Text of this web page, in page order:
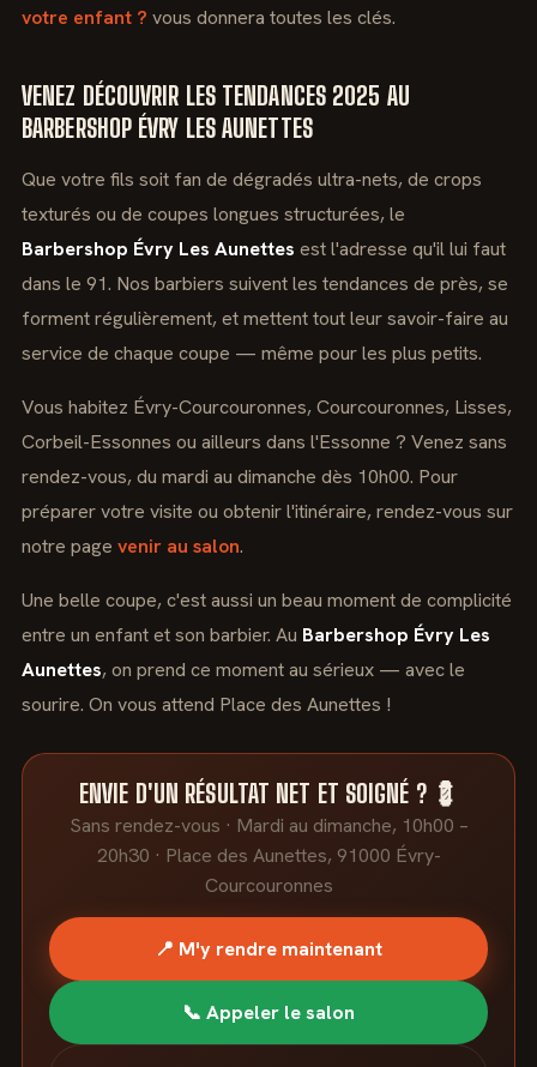
votre enfant ? vous donnera toutes les clés.
VENEZ DÉCOUVRIR LES TENDANCES 2025 AU
BARBERSHOP ÉVRY LES AUNETTES
Que votre fils soit fan de dégradés ultra-nets, de crops
texturés ou de coupes longues structurées, le
Barbershop Évry Les Aunettes est l'adresse qu'il lui faut
dans le 91. Nos barbiers suivent les tendances de près, se
forment régulièrement, et mettent tout leur savoir-faire au
service de chaque coupe — même pour les plus petits.
Vous habitez Évry-Courcouronnes, Courcouronnes, Lisses,
Corbeil-Essonnes ou ailleurs dans l'Essonne ? Venez sans
rendez-vous, du mardi au dimanche dès 10h00. Pour
préparer votre visite ou obtenir l'itinéraire, rendez-vous sur
notre page venir au salon.
Une belle coupe, c'est aussi un beau moment de complicité
entre un enfant et son barbier. Au Barbershop Évry Les
Aunettes, on prend ce moment au sérieux — avec le
sourire. On vous attend Place des Aunettes !
ENVIE D'UN RÉSULTAT NET ET SOIGNÉ ? 💈
Sans rendez-vous · Mardi au dimanche, 10h00 –
20h30 · Place des Aunettes, 91000 Évry-
Courcouronnes
📍 M'y rendre maintenant
📞 Appeler le salon